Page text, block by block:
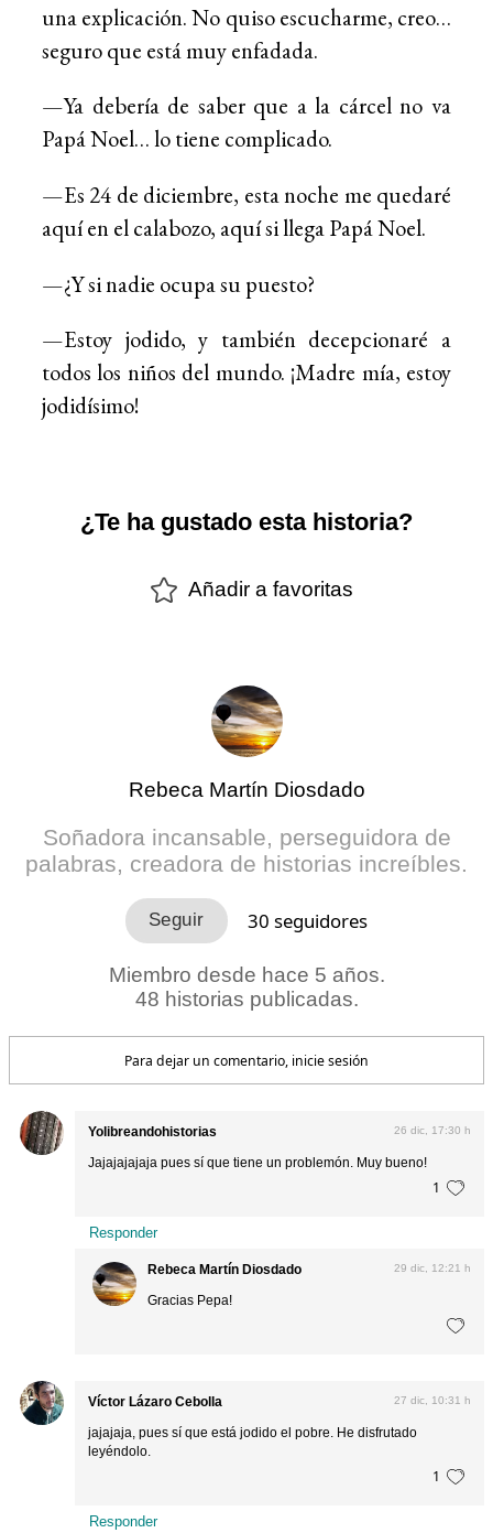
una explicación. No quiso escucharme, creo…
seguro que está muy enfadada.
—Ya debería de saber que a la cárcel no va
Papá Noel… lo tiene complicado.
—Es 24 de diciembre, esta noche me quedaré
aquí en el calabozo, aquí si llega Papá Noel.
—¿Y si nadie ocupa su puesto?
—Estoy jodido, y también decepcionaré a
todos los niños del mundo. ¡Madre mía, estoy
jodidísimo!
¿Te ha gustado esta historia?
Añadir a favoritas
Rebeca Martín Diosdado
Soñadora incansable, perseguidora de
palabras, creadora de historias increíbles.
30 seguidores
Miembro desde hace 5 años.
48 historias publicadas.
Para dejar un comentario, inicie sesión
Yolibreandohistorias 26 dic, 17:30 h
Jajajajajaja pues sí que tiene un problemón. Muy bueno!
1
Responder
Rebeca Martín Diosdado 29 dic, 12:21 h
Gracias Pepa!
Víctor Lázaro Cebolla 27 dic, 10:31 h
jajajaja, pues sí que está jodido el pobre. He disfrutado
leyéndolo.
1
Responder